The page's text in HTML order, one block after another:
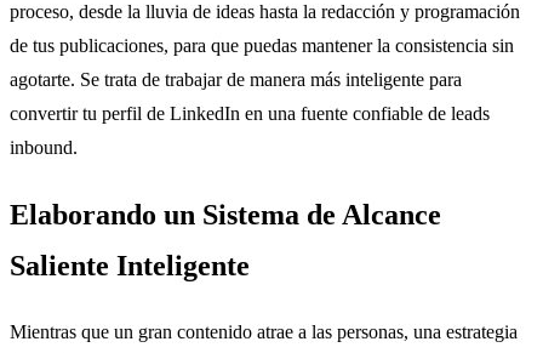
proceso, desde la lluvia de ideas hasta la redacción y programación
de tus publicaciones, para que puedas mantener la consistencia sin
agotarte. Se trata de trabajar de manera más inteligente para
convertir tu perfil de LinkedIn en una fuente confiable de leads
inbound.
Elaborando un Sistema de Alcance
Saliente Inteligente
Mientras que un gran contenido atrae a las personas, una estrategia